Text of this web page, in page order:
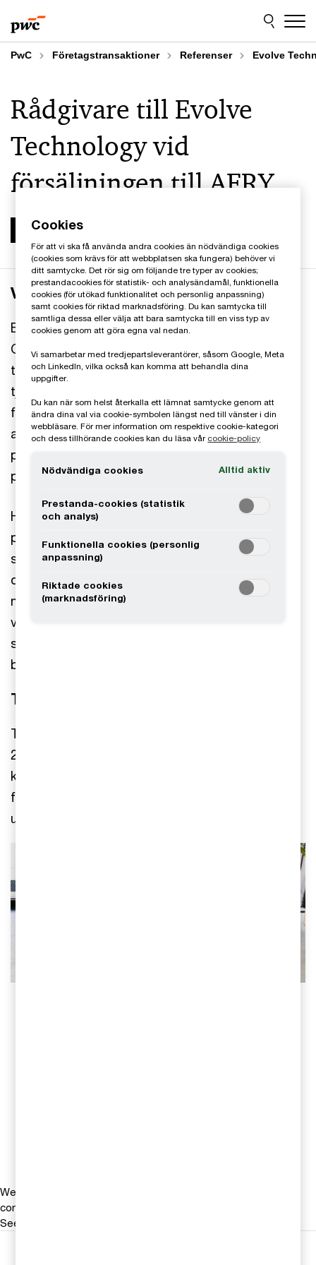
to
content
to
footer
PwC Företagstransaktioner Referenser Evolve
Rådgivare till Evolve
Technology vid
försäljningen till AFRY
Verksamheten
Evolve Technology grundades 2017 och är ett
Göteborgsbaserat snabbväxande bolag som
tillhandahåller mjukvaruutveckling och digitala
tjänster inom olika områden såsom medtech,
finans, detaljhandeln och cybersäkerhet. Främst
arbetar Evolve med utmanande
programvaruutvecklingsprojekt för nya digitala
produkter och domäner.
Huvudfokus hos Evolve är att erbjuda
projektgrupper med senior kompetens inom IT-
systemutveckling, inklusive kravspecifikation,
design, UX och testning. Bolaget har på bara
några få år byggt upp ett stark kundportfölj av
välkända bolag i Göteborgsområdet och ett
starkt renommé i branschen som attraherar den
bästa kompetensen.
Transaktionen
Transaktionen undertecknades i början av april
2021 med AFRY som köpare. AFRY är ett
konsultbolag som erbjuder tjänster och lösningar
för industriprocesser, infrastrukturprojekt samt
utveckling av IT-system.
We help you meet tomorrow’s tech demands
compete at a speed that rewrites the rules
See how
Cookies
För att vi ska få använda andra cookies än nödvändiga cookies
(cookies som krävs för att webbplatsen ska fungera) behöver vi
ditt samtycke. Det rör sig om följande tre typer av cookies;
prestandacookies för statistik- och analysändamål, funktionella
cookies (för utökad funktionalitet och personlig anpassning)
samt cookies för riktad marknadsföring. Du kan samtycka till
samtliga dessa eller välja att bara samtycka till en viss typ av
cookies genom att göra egna val nedan.
Vi samarbetar med tredjepartsleverantörer, såsom Google, Meta
och LinkedIn, vilka också kan komma att behandla dina
uppgifter.
Du kan när som helst återkalla ett lämnat samtycke genom att
ändra dina val via cookie-symbolen längst ned till vänster i din
webbläsare. För mer information om respektive cookie-kategori
och dess tillhörande cookies kan du läsa vår cookie-policy
Nödvändiga cookies Alltid aktiv
Prestanda-cookies (statistik
och analys)
Funktionella cookies (personlig
anpassning)
Riktade cookies
(marknadsföring)